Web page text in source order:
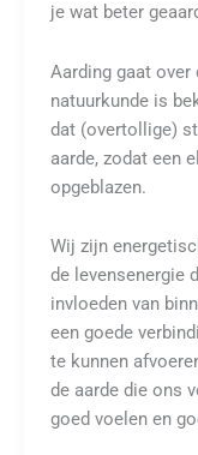
je wat beter
Aarding gaat over
natuurkunde is
dat (overtollige)
aarde, zodat een
opgeblazen.
Wij zijn
de levensenergie
invloeden van
een goede
te kunnen
de aarde die ons
goed voelen en